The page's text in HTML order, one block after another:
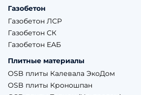
Газобетон
Газобетон ЛСР
Газобетон СК
Газобетон ЕАБ
Плитные материалы
OSB плиты Калевала ЭкоДом
OSB плиты Кроношпан